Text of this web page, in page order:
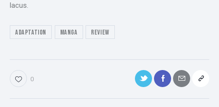
lacus.
Adaptation Manga Review
0